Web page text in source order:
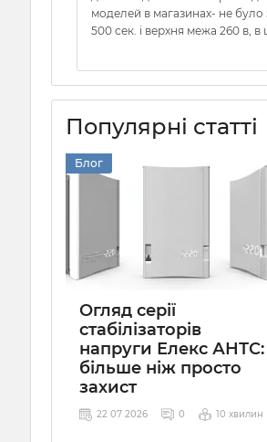
моделей в магазинах- не було
500 сек. і верхня межа 260 в, в
Популярні статті
Блог
Огляд серії
стабілізаторів
напруги Елекс АНТС:
більше ніж просто
захист
22 07 2026 0 10 хвилин